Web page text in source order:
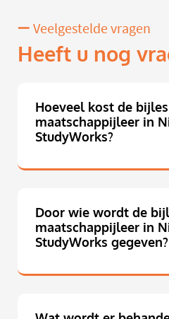
Veelgestelde vragen
Heeft u nog
Hoeveel kost de bijles
maatschappijleer in
StudyWorks?
Door wie wordt de
maatschappijleer in
StudyWorks gegeven?